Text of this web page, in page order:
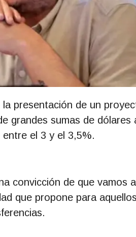
la presentación de un
grandes sumas de dólares
el 3 y el 3,5%.
convicción de que vamos
que propone para